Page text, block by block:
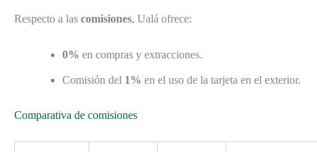
Respecto a las comisiones, Ualá ofrece:
0% en compras y extracciones.
Comisión del 1% en el uso de la tarjeta en el exterior.
Comparativa de comisiones